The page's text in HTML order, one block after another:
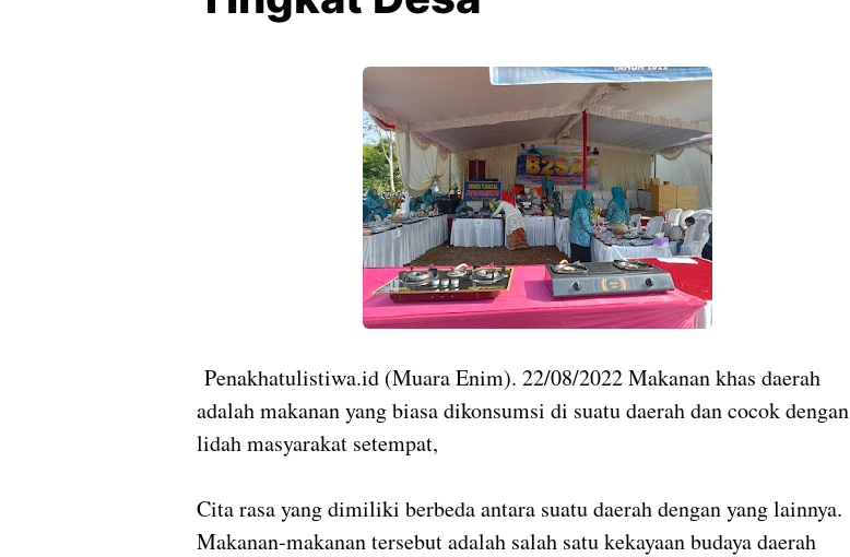
Penakhatulistiwa.id (Muara Enim). 22/08/2022 Makanan khas daerah
adalah makanan yang biasa dikonsumsi di suatu daerah dan cocok dengan
lidah masyarakat setempat,
Cita rasa yang dimiliki berbeda antara suatu daerah dengan yang lainnya.
Makanan-makanan tersebut adalah salah satu kekayaan budaya daerah